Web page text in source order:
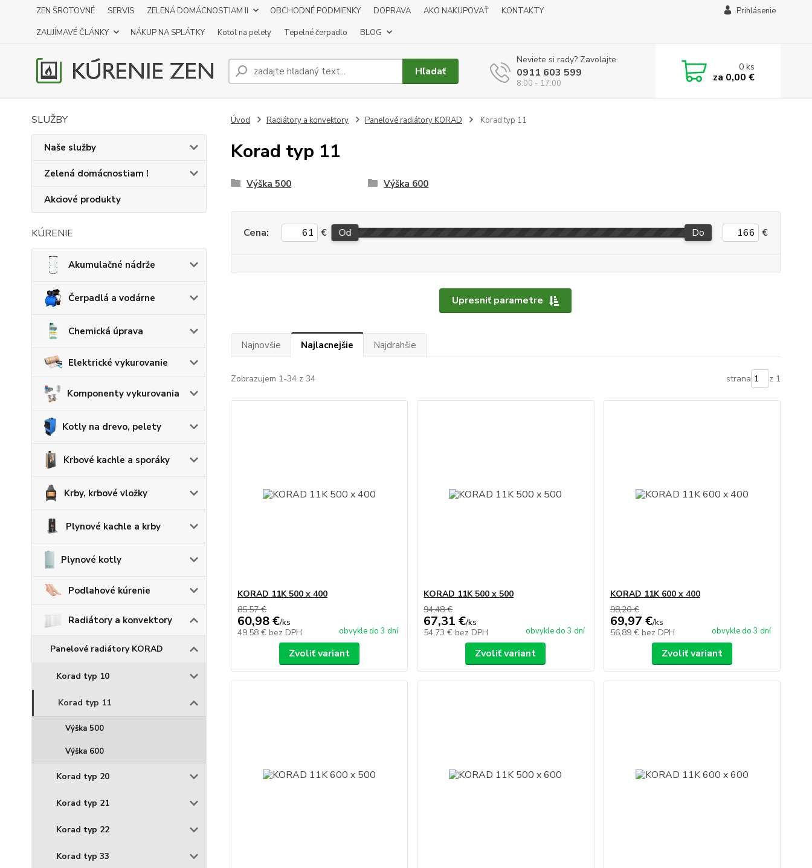
ZEN ŠROTOVNÉ SERVIS ZELENÁ DOMÁCNOSTIAM II OBCHODNÉ PODMIENKY DOPRAVA AKO NAKUPOVAŤ
KONTAKTY
ZAUJÍMAVÉ ČLÁNKY
NÁKUP NA SPLÁTKY Kotol na pelety Tepelné čerpadlo BLOG
Prihlásenie
Hľadať
Neviete si rady? Zavolajte.
0911 603 599
8:00 - 17:00
0ks
za 0,00 €
SLUŽBY
Naše služby
Zelená domácnostiam !
Akciové produkty
KÚRENIE
Akumulačné nádrže
Čerpadlá a vodárne
Chemická úprava
Elektrické vykurovanie
Komponenty vykurovania
Kotly na drevo, pelety
Krbové kachle a sporáky
Krby, krbové vložky
Plynové kachle a krby
Plynové kotly
Podlahové kúrenie
Radiátory a konvektory
Panelové radiátory KORAD
Korad typ 10
Korad typ 11
Výška 500
Výška 600
Korad typ 20
Korad typ 21
Korad typ 22
Korad typ 33
Úvod Radiátory a konvektory Panelové radiátory KORAD Korad typ 11
Korad typ 11
Výška 500 Výška 600
Upresniť parametre
Cena: € Od Do €
Najnovšie Najlacnejšie Najdrahšie
Zobrazujem 1-34 z 34 strana z 1
KORAD 11K 500 x 400
85,57 €
60,98 €/ks
49,58 € bez DPH obvykle do 3 dní
Zvoliť variant
KORAD 11K 500 x 500
94,48 €
67,31 €/ks
54,73 € bez DPH obvykle do 3 dní
Zvoliť variant
KORAD 11K 600 x 400
98,20 €
69,97 €/ks
56,89 € bez DPH obvykle do 3 dní
Zvoliť variant